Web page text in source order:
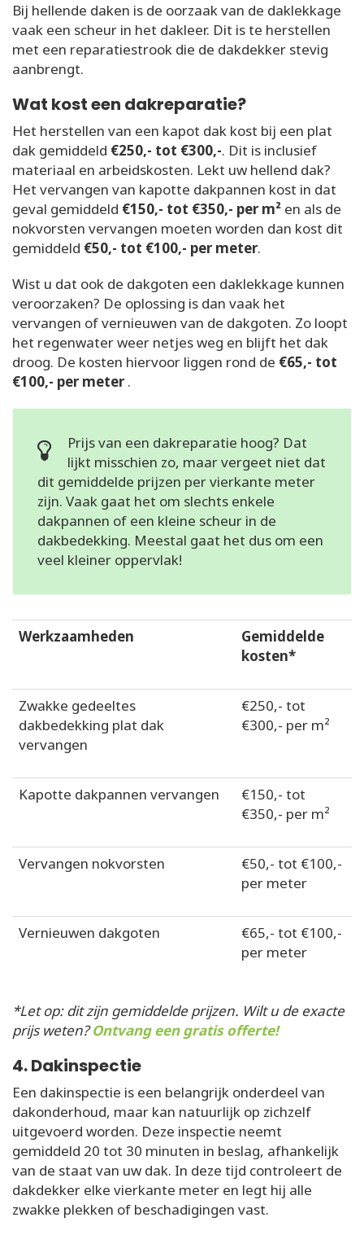
Bij hellende daken is de oorzaak van de daklekkage
vaak een scheur in het dakleer. Dit is te herstellen
met een reparatiestrook die de dakdekker stevig
aanbrengt.
Wat kost een dakreparatie?
Het herstellen van een kapot dak kost bij een plat
dak gemiddeld €250,- tot €300,-. Dit is inclusief
materiaal en arbeidskosten. Lekt uw hellend dak?
Het vervangen van kapotte dakpannen kost in dat
geval gemiddeld €150,- tot €350,- per m² en als de
nokvorsten vervangen moeten worden dan kost dit
gemiddeld €50,- tot €100,- per meter.
Wist u dat ook de dakgoten een daklekkage kunnen
veroorzaken? De oplossing is dan vaak het
vervangen of vernieuwen van de dakgoten. Zo loopt
het regenwater weer netjes weg en blijft het dak
droog. De kosten hiervoor liggen rond de €65,- tot
€100,- per meter.
Prijs van een dakreparatie hoog? Dat
lijkt misschien zo, maar vergeet niet dat
dit gemiddelde prijzen per vierkante meter
zijn. Vaak gaat het om slechts enkele
dakpannen of een kleine scheur in de
dakbedekking. Meestal gaat het dus om een
veel kleiner oppervlak!
Werkzaamheden
Gemiddelde
kosten*
Zwakke gedeeltes
dakbedekking plat dak
vervangen
€250,- tot
€300,- per m²
Kapotte dakpannen vervangen
€150,- tot
€350,- per m²
Vervangen nokvorsten
€50,- tot €100,-
per meter
Vernieuwen dakgoten
€65,- tot €100,-
per meter
*Let op: dit zijn gemiddelde prijzen. Wilt u de exacte
prijs weten?Ontvang een gratis offerte!
4. Dakinspectie
Een dakinspectie is een belangrijk onderdeel van
dakonderhoud, maar kan natuurlijk op zichzelf
uitgevoerd worden. Deze inspectie neemt
gemiddeld 20 tot 30 minuten in beslag, afhankelijk
van de staat van uw dak. In deze tijd controleert de
dakdekker elke vierkante meter en legt hij alle
zwakke plekken of beschadigingen vast.